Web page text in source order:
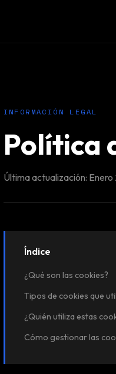
INFORMACIÓN LEGAL
Política
Última actualización:
Índice
¿Qué son las cookies?
Tipos de cookies que
¿Quién utiliza estas
Cómo gestionar las